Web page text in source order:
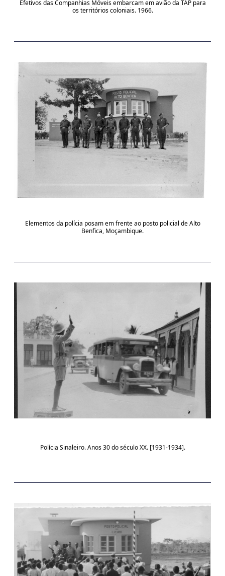
Efetivos das Companhias Móveis embarcam em avião da TAP para
os territórios coloniais. 1966.
Elementos da polícia posam em frente ao posto policial de Alto
Benfica, Moçambique.
Polícia Sinaleiro. Anos 30 do século XX. [1931-1934].